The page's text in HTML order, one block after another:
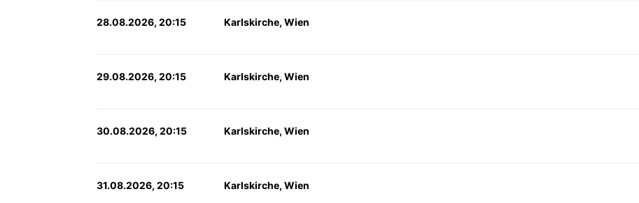
28.08.2026, 20:15 Karlskirche, Wien
29.08.2026, 20:15 Karlskirche, Wien
30.08.2026, 20:15 Karlskirche, Wien
31.08.2026, 20:15 Karlskirche, Wien